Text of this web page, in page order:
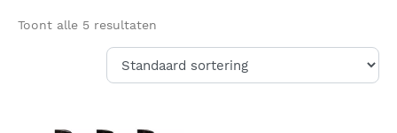
Toont alle 5 resultaten